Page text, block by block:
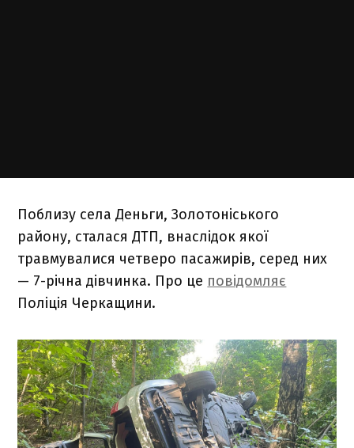
Поблизу села Деньги, Золотоніського
району, сталася ДТП, внаслідок якої
травмувалися четверо пасажирів, серед них
— 7-річна дівчинка. Про це повідомляє
Поліція Черкащини.